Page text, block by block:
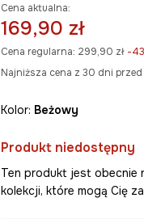
Cena aktualna:
169,90 zł
Cena regularna: 299,90 zł-
Najniższa cena z 30 dni przed
Kolor: beżowy
Produkt niedostępny
Ten produkt jest obecnie
kolekcji, które mogą Cię